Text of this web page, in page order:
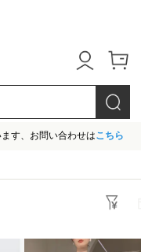
す、お問い合わせはこちら